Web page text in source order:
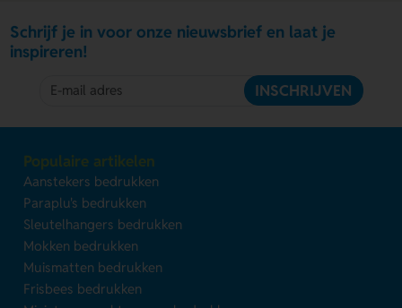
Schrijf je in voor onze nieuwsbrief en laat je
inspireren!
INSCHRIJVEN
Populaire artikelen
Aanstekers bedrukken
Paraplu's bedrukken
Sleutelhangers bedrukken
Mokken bedrukken
Muismatten bedrukken
Frisbees bedrukken